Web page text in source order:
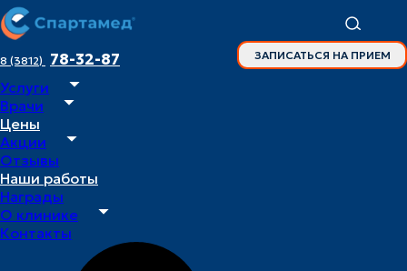
8 (3812) 78-32-87 ЗАПИСАТЬСЯ НА ПРИЕМ
Услуги
Врачи
Цены
Акции
Отзывы
Наши работы
Награды
О клинике
Контакты
Главная
Врачи
Наши специалисты
Отзывы пациентов